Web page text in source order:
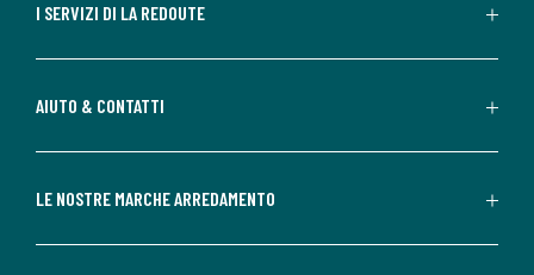
I SERVIZI DI LA REDOUTE
AIUTO & CONTATTI
LE NOSTRE MARCHE ARREDAMENTO